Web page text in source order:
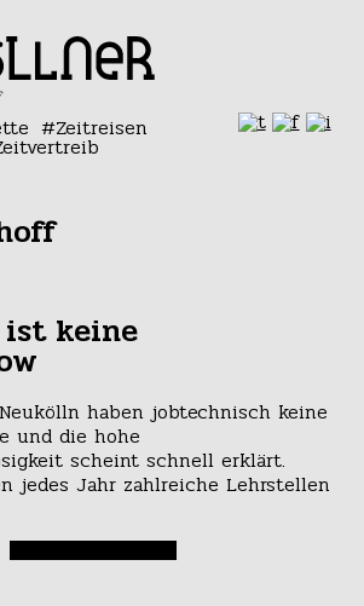
Zeitreisen
ist keine
haben jobtechnisch keine
und die hohe
scheint schnell erklärt.
jedes Jahr zahlreiche Lehrstellen